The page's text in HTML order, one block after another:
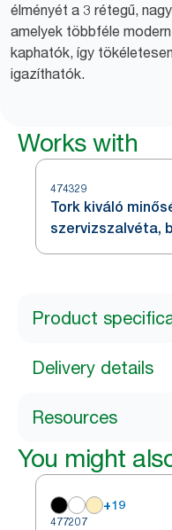
élményét a 3 rétegű,
amelyek többféle
kaphatók, így
igazíthatók.
Works with
474329
Tork kiváló
szervizszalvéta,
Product
Delivery details
Resources
You might
+19
477207